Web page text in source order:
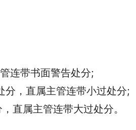
连带书面警告处分;
，直属主管连带小过处分;
直属主管连带大过处分。